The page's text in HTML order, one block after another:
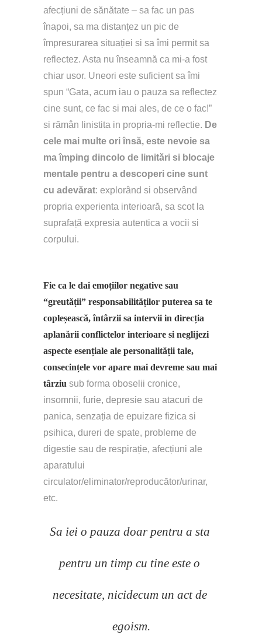
afecțiuni de sănătate – sa fac un pas
înapoi, sa ma distanțez un pic de
împresurarea situației si sa îmi permit sa
reflectez. Asta nu înseamnă ca mi-a fost
chiar usor. Uneori este suficient sa îmi
spun “Gata, acum iau o pauza sa reflectez
cine sunt, ce fac si mai ales, de ce o fac!”
si rămân linistita in propria-mi reflectie. De
cele mai multe ori însă, este nevoie sa
ma împing dincolo de limitări si blocaje
mentale pentru a descoperi cine sunt
cu adevărat: explorând si observând
propria experienta interioară, sa scot la
suprafață expresia autentica a vocii si
corpului.
Fie ca le dai emoțiilor negative sau
“greutății” responsabilităților puterea sa te
copleșească, întârzii sa intervii in direcția
aplanării conflictelor interioare si neglijezi
aspecte esențiale ale personalității tale,
consecințele vor apare mai devreme sau mai
târziu sub forma oboselii cronice,
insomnii, furie, depresie sau atacuri de
panica, senzația de epuizare fizica si
psihica, dureri de spate, probleme de
digestie sau de respirație, afecțiuni ale
aparatului
circulator/eliminator/reproducător/urinar,
etc.
Sa iei o pauza doar pentru a sta
pentru un timp cu tine este o
necesitate, nicidecum un act de
egoism.